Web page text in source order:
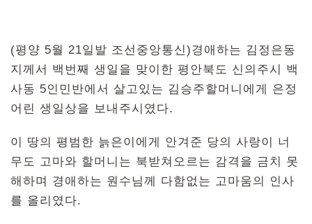
(평양 5월 21일발 조선중앙통신)경애하는 김정은동
지께서 백번째 생일을 맞이한 평안북도 신의주시 백
사동 5인민반에서 살고있는 김승주할머니에게 은정
어린 생일상을 보내주시였다.
이 땅의 평범한 늙은이에게 안겨준 당의 사랑이 너
무도 고마와 할머니는 북받쳐오르는 감격을 금치 못
해하며 경애하는 원수님께 다함없는 고마움의 인사
를 올리였다.